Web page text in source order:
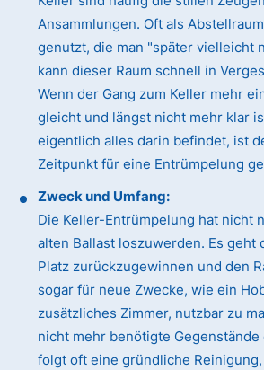
Ansammlungen. Oft als
genutzt, die man "später vielleicht
kann dieser Raum schnell in
Wenn der Gang zum Keller mehr
gleicht und längst nicht mehr klar
eigentlich alles darin befindet, ist
Zeitpunkt für eine Entrümpelung
Zweck und Umfang:
Die Keller-Entrümpelung hat nicht
alten Ballast loszuwerden. Es geht
Platz zurückzugewinnen und den
sogar für neue Zwecke, wie ein
zusätzliches Zimmer, nutzbar zu
nicht mehr benötigte
folgt oft eine gründliche